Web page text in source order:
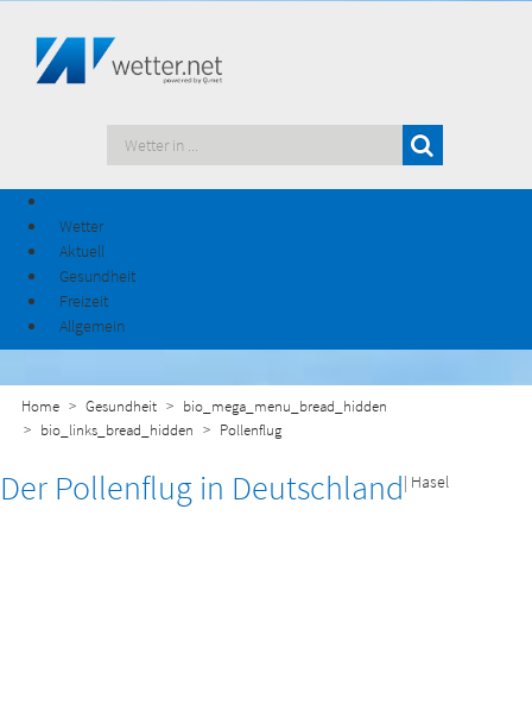
Wetter
Aktuell
Gesundheit
Freizeit
Allgemein
Home Gesundheit
bio_mega_menu_bread_hidden
bio_links_bread_hidden
Pollenflug
Der Pollenflug in Deutschland| Hasel